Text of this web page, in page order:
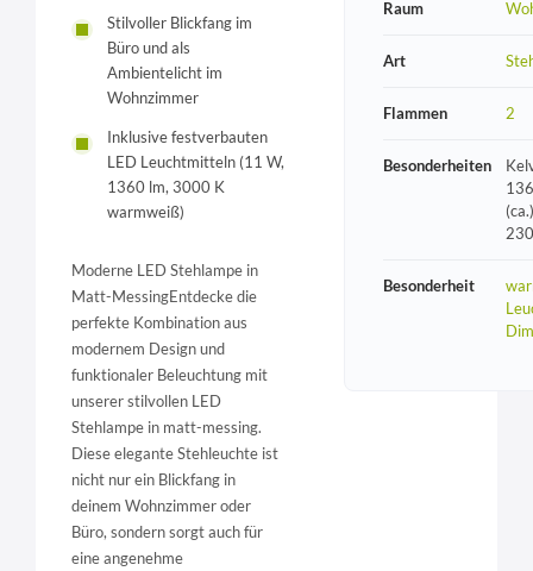
Stilvoller Blickfang im
Büro und als
Ambientelicht im
Wohnzimmer
Inklusive festverbauten
LED Leuchtmitteln (11 W,
1360 lm, 3000 K
warmweiß)
Moderne LED Stehlampe in
Matt-MessingEntdecke die
perfekte Kombination aus
modernem Design und
funktionaler Beleuchtung mit
unserer stilvollen LED
Stehlampe in matt-messing.
Diese elegante Stehleuchte ist
nicht nur ein Blickfang in
deinem Wohnzimmer oder
Büro, sondern sorgt auch für
eine angenehme
Raum
Art
Flammen 2
Besonderheiten
Besonderheit